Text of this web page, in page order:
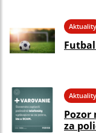
Aktuality
Futbal
Aktuality
Pozor
za